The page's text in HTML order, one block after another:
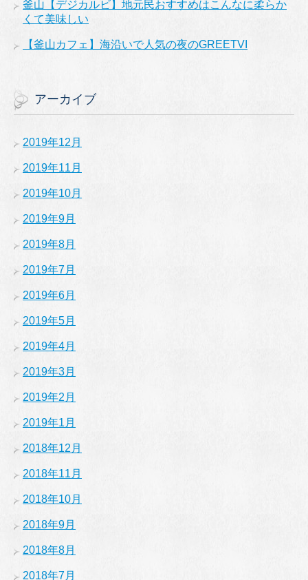
釜山【デジカルビ】地元民おすすめはこんなに柔らか
くて美味しい
【釜山カフェ】海沿いで人気の夜のGREETVI
アーカイブ
2019年12月
2019年11月
2019年10月
2019年9月
2019年8月
2019年7月
2019年6月
2019年5月
2019年4月
2019年3月
2019年2月
2019年1月
2018年12月
2018年11月
2018年10月
2018年9月
2018年8月
2018年7月